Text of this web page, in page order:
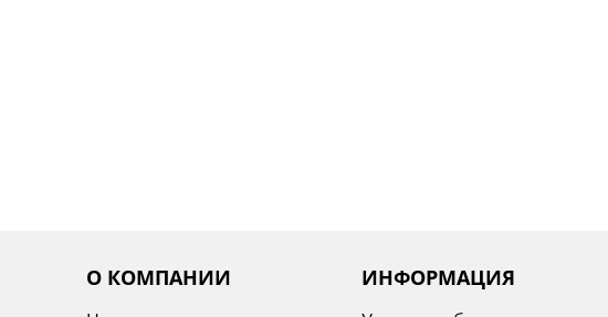
О КОМПАНИИ ИНФОРМАЦИЯ